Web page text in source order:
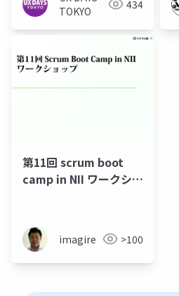
TOKYO
434
第11回 scrum boot
camp in NII ワークショ
imagire >100